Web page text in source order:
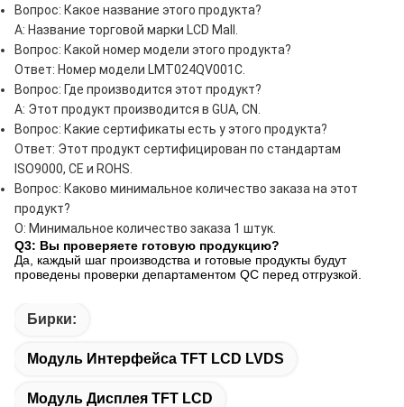
Вопрос: Какое название этого продукта?
A: Название торговой марки LCD Mall.
Вопрос: Какой номер модели этого продукта?
Ответ: Номер модели LMT024QV001C.
Вопрос: Где производится этот продукт?
A: Этот продукт производится в GUA, CN.
Вопрос: Какие сертификаты есть у этого продукта?
Ответ: Этот продукт сертифицирован по стандартам
ISO9000, CE и ROHS.
Вопрос: Каково минимальное количество заказа на этот
продукт?
О: Минимальное количество заказа 1 штук.
Q3: Вы проверяете готовую продукцию?
Да, каждый шаг производства и готовые продукты будут
проведены проверки департаментом QC перед отгрузкой.
Бирки:
Модуль Интерфейса TFT LCD LVDS
Модуль Дисплея TFT LCD